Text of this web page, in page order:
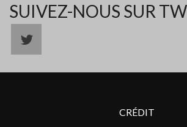
SUIVEZ-NOUS SUR
CRÉDIT